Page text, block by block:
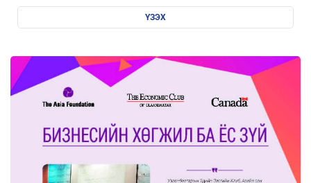
ҮЗЭХ